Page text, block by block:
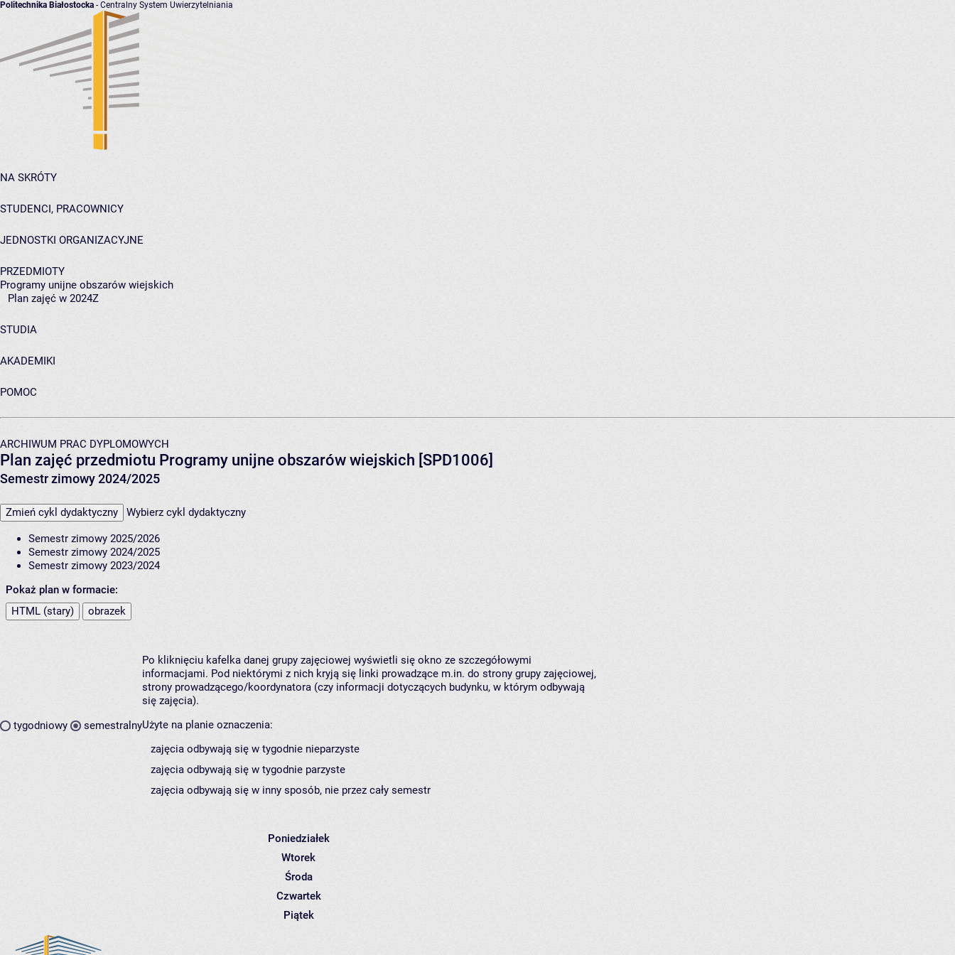
Politechnika Białostocka - Centralny System Uwierzytelniania
NA SKRÓTY
STUDENCI, PRACOWNICY
JEDNOSTKI ORGANIZACYJNE
PRZEDMIOTY
Programy unijne obszarów wiejskich
Plan zajęć w 2024Z
STUDIA
AKADEMIKI
POMOC
ARCHIWUM PRAC DYPLOMOWYCH
Plan zajęć przedmiotu Programy unijne obszarów wiejskich [SPD1006]
Semestr zimowy 2024/2025
Zmień cykl dydaktyczny Wybierz cykl dydaktyczny
Semestr zimowy 2025/2026
Semestr zimowy 2024/2025
Semestr zimowy 2023/2024
Pokaż plan w formacie:
HTML (stary)
obrazek
tygodniowy semestralny
Po kliknięciu kafelka danej grupy zajęciowej wyświetli się okno ze szczegółowymi
informacjami. Pod niektórymi z nich kryją się linki prowadzące m.in. do strony grupy zajęciowej,
strony prowadzącego/koordynatora (czy informacji dotyczących budynku, w którym odbywają
się zajęcia).
Użyte na planie oznaczenia:
zajęcia odbywają się w tygodnie nieparzyste
zajęcia odbywają się w tygodnie parzyste
zajęcia odbywają się w inny sposób, nie przez cały semestr
Poniedziałek
Wtorek
Środa
Czwartek
Piątek